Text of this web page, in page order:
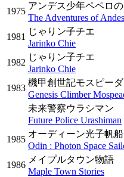
1975
アンデス少年ペペロ
The Adventures of
1981
じゃりン子チエ
Jarinko Chie
1982
じゃりン子チエ
Jarinko Chie
1983
機甲創世記モスピーダ
Genesis Climber
未来警察ウラシマン
Future Police Urashiman
1985
オーディーン光子帆
Odin : Photon Space
1986
メイプルタウン物語
Maple Town Stories